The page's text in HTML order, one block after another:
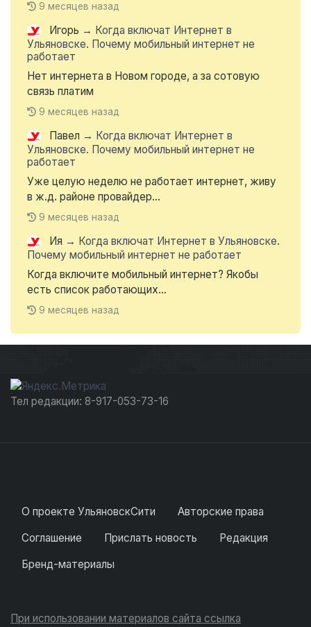
9 месяцев назад
Игорь → Когда включат Интернет в
Ульяновске. Почему мобильный интернет не
работает
Нет интернета в Новом городе, а за сотовую
связь платим
9 месяцев назад
Павел → Когда включат Интернет в
Ульяновске. Почему мобильный интернет не
работает
Уже целую неделю не работает интернет, живу
в ж.д. районе провайдер...
9 месяцев назад
Ия → Когда включат Интернет в Ульяновске.
Почему мобильный интернет не работает
Когда включите мобильный интернет? Якобы
есть список работающих...
9 месяцев назад
Тел редакции: 8-917-053-73-16
О проекте УльяновскСити
Авторские права
Соглашение
Прислать новость
Редакция
Бренд-материалы
При использовании материалов сайта ссылка